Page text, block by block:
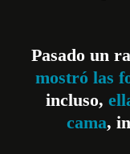
Pasado un
mostró las
incluso,
cama,